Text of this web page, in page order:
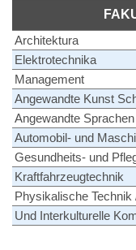
Architektura
Elektrotechnika
Management
Angewandte Kunst
Angewandte Sprachen
Automobil- und
Gesundheits- und
Kraftfahrzeugtechnik
Physikalische Technik
Und Interkulturelle